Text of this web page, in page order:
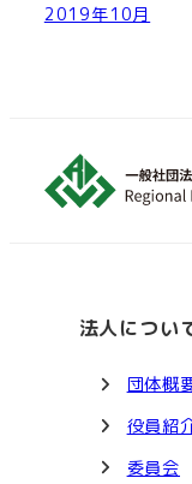
2019年10月
法人につい
団体概
役員紹
委員会